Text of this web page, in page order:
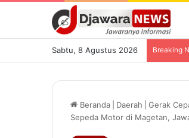
Sabtu, 8 Agustus 2026 Breaking
Beranda Daerah
Gerak
Sepeda Motor di Magetan,